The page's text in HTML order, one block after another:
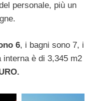
personale, più un
6, i bagni sono 7, i
è di 3,345 m2